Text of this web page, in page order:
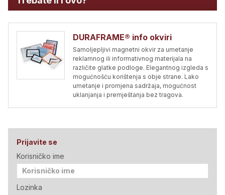
DURAFRAME® info okviri
Samoljepljivi magnetni okvir za umetanje
reklamnog ili informativnog materijala na
različite glatke podloge. Elegantnog izgleda s
mogućnošću korištenja s obje strane. Lako
umetanje i promjena sadržaja, mogućnost
uklanjanja i premještanja bez tragova.
Prijavite se
Korisničko ime
Lozinka